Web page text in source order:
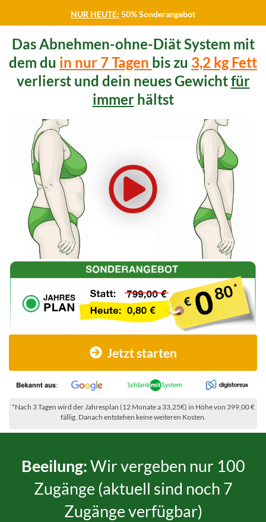
NUR HEUTE: 50% Sonderangebot
Das Abnehmen-ohne-Diät System mit
dem du in nur 7 Tagen bis zu 3,2 kg Fett
verlierst und dein neues Gewichtfür
immerhältst
Jetzt starten
*Nach 3 Tagen wird der Jahresplan (12 Monate a 33,25€) in Höhe von 399,00 €
fällig. Danach entstehen keine weiteren Kosten.
Beeilung:Wir vergeben nur 100
Zugänge (aktuell sind noch 7
Zugänge verfügbar)